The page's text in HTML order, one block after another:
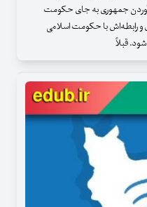
جمهوری به جای حکومت
و رابطه‌اش با حکومت اسلامی
قبلاً